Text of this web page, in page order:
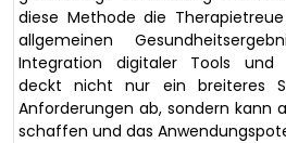
diese Methode die
allgemeinen
Integration digitaler Tools und
deckt nicht nur ein breiteres
Anforderungen ab, sondern kann
schaffen und das